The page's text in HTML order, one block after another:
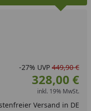
eingeben
um eins erhöhen
-27% UVP 449,90 €
328,00 €
inkl. 19% MwSt.
Versand in DE